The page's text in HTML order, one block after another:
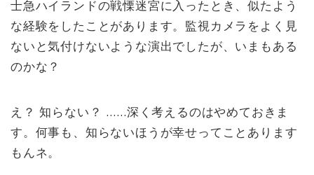
士急ハイランドの戦慄迷宮に入ったとき、似たよう
な経験をしたことがあります。監視カメラをよく見
ないと気付けないような演出でしたが、いまもある
のかな？
え？ 知らない？ ……深く考えるのはやめておきま
す。何事も、知らないほうが幸せってことあります
もんネ。